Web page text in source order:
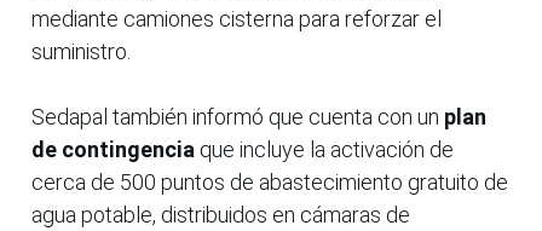
mediante camiones cisterna para reforzar el
suministro.
Sedapal también informó que cuenta con un plan
de contingencia que incluye la activación de
cerca de 500 puntos de abastecimiento gratuito de
agua potable, distribuidos en cámaras de